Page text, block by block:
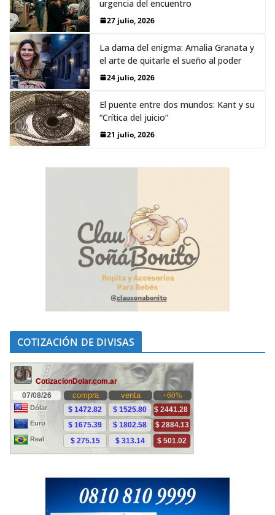
urgencia del encuentro
27 julio, 2026
La dama del enigma: Amalia Granata y
el arte de quitarle el sueño al poder
24 julio, 2026
El puente entre dos mundos: Kant y su
“Crítica del juicio”
21 julio, 2026
COTIZACIÓN DE DIVISAS